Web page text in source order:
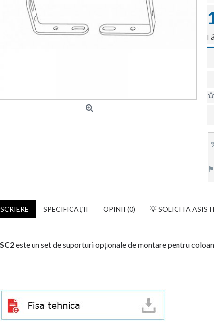
⚑
SPECIFICAŢII OPINII (0) 💡 SOLICITA
SC2este un set de suporturi opționale de montare pentru